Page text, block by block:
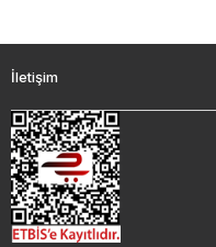
İletişim